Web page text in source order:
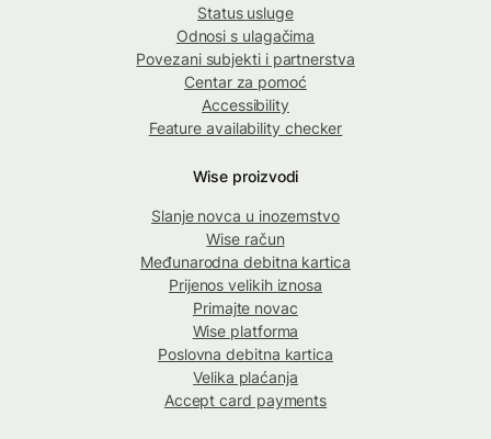
Status usluge
Odnosi s ulagačima
Povezani subjekti i partnerstva
Centar za pomoć
Accessibility
Feature availability checker
Wise proizvodi
Slanje novca u inozemstvo
Wise račun
Međunarodna debitna kartica
Prijenos velikih iznosa
Primajte novac
Wise platforma
Poslovna debitna kartica
Velika plaćanja
Accept card payments